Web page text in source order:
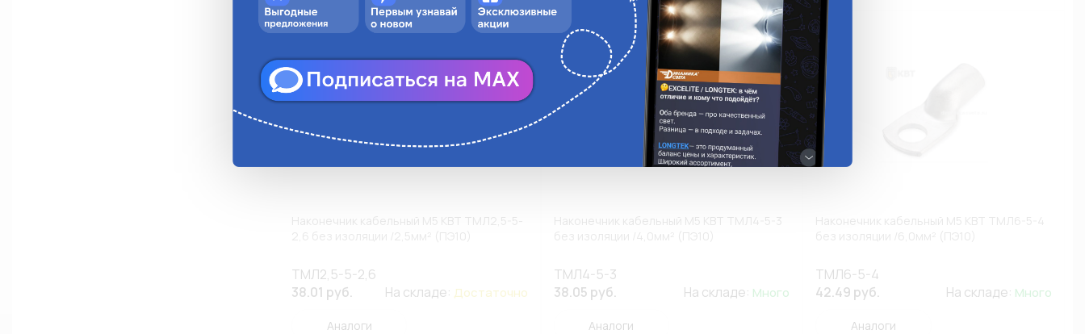
Наконечник кабельный М5 КВТ ТМЛ2,5-5-
2,6 без изоляции /2,5мм² (ПЭ10)
ТМЛ2,5-5-2,6
38.01 руб.
На складе: Достаточно
Аналоги
Наконечник кабельный М5 КВТ ТМЛ4-5-3
без изоляции /4,0мм² (ПЭ10)
ТМЛ4-5-3
38.05 руб.
На складе: Много
Аналоги
Наконечник кабельный М5 КВТ ТМЛ6-5-4
ТМЛ6-5-4
42.49 руб.
На складе: Много
Аналоги